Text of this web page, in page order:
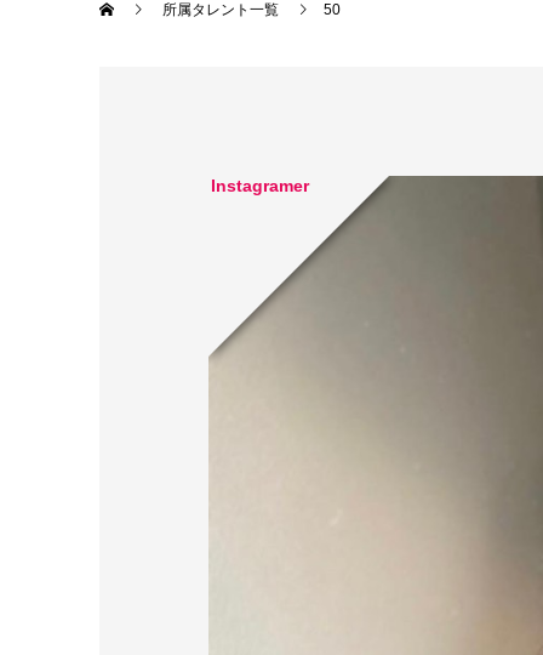
所属タレント一覧 50
Instagramer